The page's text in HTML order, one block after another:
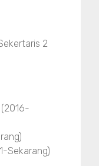
2
(2016-
Sekarang)